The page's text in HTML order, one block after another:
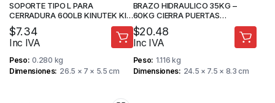
SOPORTE TIPO L PARA
CERRADURA 600LB KINUTEK KI-
Y280L
$7.34
Inc IVA
Peso 0.280 kg
Dimensiones 26.5 × 7 × 5.5 cm
BRAZO HIDRAULICO 35KG –
60KG CIERRA PUERTAS
ForteDoor
$20.48
Inc IVA
Peso 1.116 kg
Dimensiones
24.5 × 7.5 × 8.3 cm